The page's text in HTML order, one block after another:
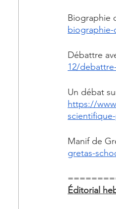
Biographie
biographie-
Débattre
12/
Un débat
https://
Manif de
gretas-
Éditorial